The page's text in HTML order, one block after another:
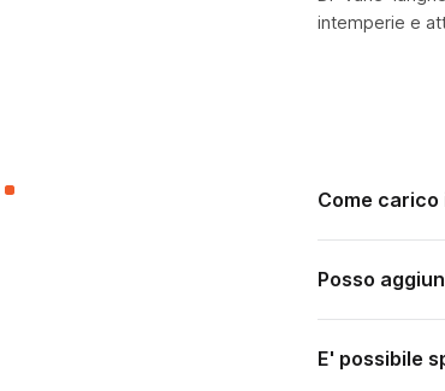
intemperie e
Come
Posso
E' possibile